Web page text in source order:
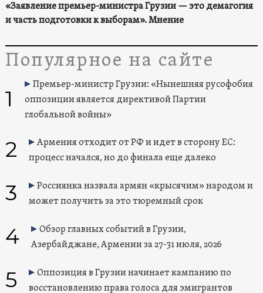
«Заявление премьер-министра Грузии — это демагогия
и часть подготовки к выборам». Мнение
Популярное на сайте
1
Премьер-министр Грузии: «Нынешняя русофобия
оппозиции является директивой Партии
глобальной войны»
2
Армения отходит от РФ и идет в сторону ЕС:
процесс начался, но до финала еще далеко
3
Россиянка назвала армян «крысячим» народом и
может получить за это тюремный срок
4
Обзор главных событий в Грузии,
Азербайджане, Армении за 27-31 июля, 2026
5
Оппозиция в Грузии начинает кампанию по
восстановлению права голоса для эмигрантов